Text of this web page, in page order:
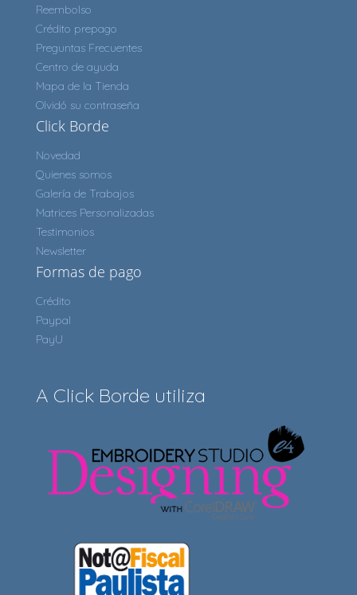
Reembolso
Crédito prepago
Preguntas Frecuentes
Centro de ayuda
Mapa de la Tienda
Olvidó su contraseña
Click Borde
Novedad
Quienes somos
Galería de Trabajos
Matrices Personalizadas
Testimonios
Newsletter
Formas de pago
Crédito
Paypal
PayU
A Click Borde utiliza